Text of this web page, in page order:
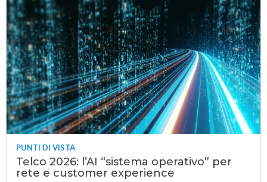
PUNTI DI VISTA
Telco 2026: l’AI “sistema operativo” per
rete e customer experience